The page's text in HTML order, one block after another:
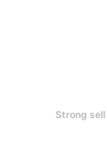
Strong sell